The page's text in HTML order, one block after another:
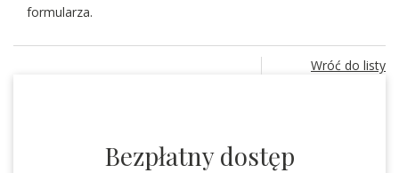
formularza.
Wróć do listy
Bezpłatny dostęp